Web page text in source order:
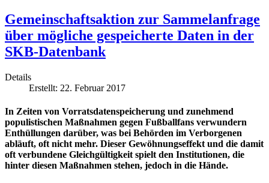
Gemeinschaftsaktion zur Sammelanfrage
über mögliche gespeicherte Daten in der
SKB-Datenbank
Details
Erstellt: 22. Februar 2017
In Zeiten von Vorratsdatenspeicherung und zunehmend
populistischen Maßnahmen gegen Fußballfans verwundern
Enthüllungen darüber, was bei Behörden im Verborgenen
abläuft, oft nicht mehr. Dieser Gewöhnungseffekt und die damit
oft verbundene Gleichgültigkeit spielt den Institutionen, die
hinter diesen Maßnahmen stehen, jedoch in die Hände.